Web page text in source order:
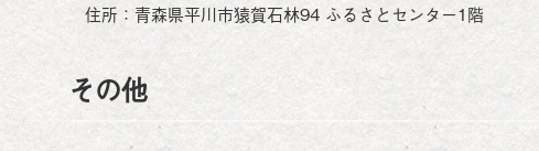
住所：青森県平川市猿賀石林94 ふるさとセンター1階
その他